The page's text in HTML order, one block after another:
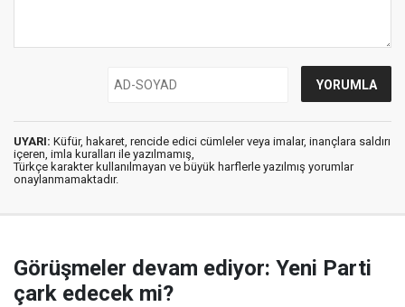
UYARI: Küfür, hakaret, rencide edici cümleler veya imalar, inançlara saldırı
içeren, imla kuralları ile yazılmamış,
Türkçe karakter kullanılmayan ve büyük harflerle yazılmış yorumlar
onaylanmamaktadır.
Görüşmeler devam ediyor: Yeni Parti
çark edecek mi?